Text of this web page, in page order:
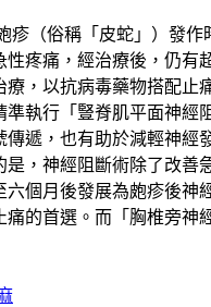
疹（俗稱「皮蛇」）發
疼痛，經治療後，仍有
，以抗病毒藥物搭配
執行「豎脊肌平面神經
遞，也有助於減輕神
，神經阻斷術除了改
個月後發展為皰疹後
的首選。而「胸椎旁